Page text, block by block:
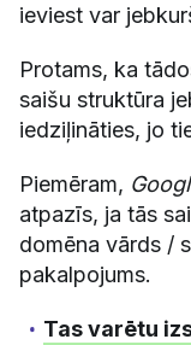
ieviest var
Protams, ka
saišu struktūra
iedziļināties, jo
Piemēram,
atpazīs, ja tās
domēna vārds /
pakalpojums.
Tas varētu